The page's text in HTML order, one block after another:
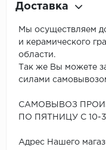
Доставка
Мы осуществляем
и керамического
области.
Так же Вы можете
силами
САМОВЫВОЗ
ПО ПЯТНИЦУ С 10-
Адрес Нашего